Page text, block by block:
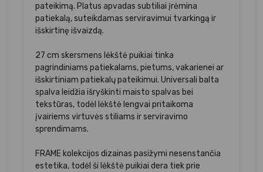
pateikimą. Platus apvadas subtiliai įrėmina
patiekalą, suteikdamas serviravimui tvarkingą ir
išskirtinę išvaizdą.
27 cm skersmens lėkštė puikiai tinka
pagrindiniams patiekalams, pietums, vakarienei ar
išskirtiniam patiekalų pateikimui. Universali balta
spalva leidžia išryškinti maisto spalvas bei
tekstūras, todėl lėkštė lengvai pritaikoma
įvairiems virtuvės stiliams ir serviravimo
sprendimams.
FRAME kolekcijos dizainas pasižymi nesenstančia
estetika, todėl ši lėkštė puikiai dera tiek prie